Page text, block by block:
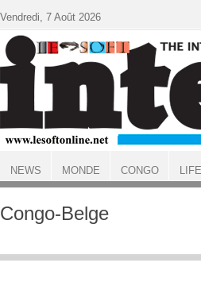
ACCUEIL
Congo-Belge
Vendredi, 7 Août 2026
NEWS MONDE CONGO